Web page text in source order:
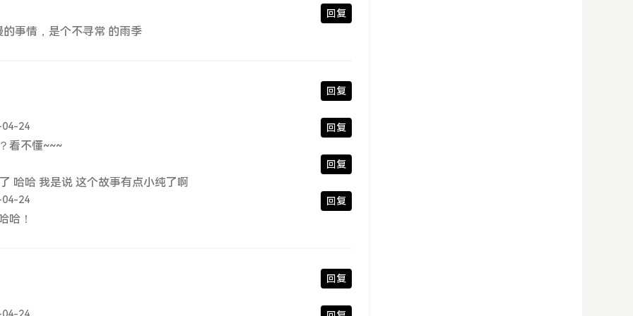
回复
事情，是个不寻常 的雨季
回复
24 回复
看不懂~~~
回复
哈哈 我是说 这个故事有点小纯了啊
24 回复
哈！
回复